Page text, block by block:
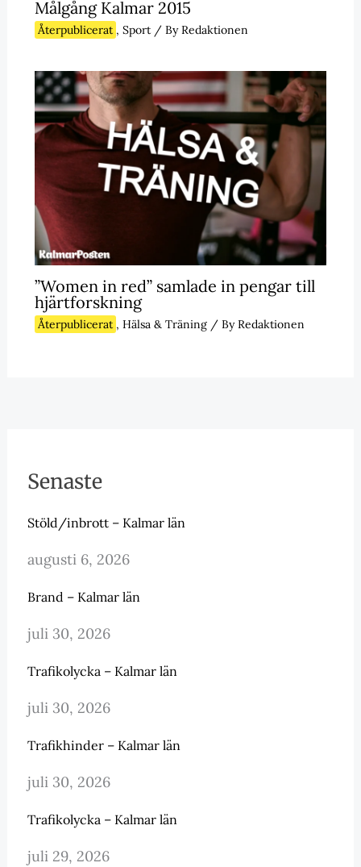
Målgång Kalmar 2015
Återpublicerat , Sport/ ByRedaktionen
”Women in red” samlade in pengar till
hjärtforskning
Återpublicerat , Hälsa & Träning/ ByRedaktionen
Senaste
Stöld/inbrott – Kalmar län
augusti 6, 2026
Brand – Kalmar län
juli 30, 2026
Trafikolycka – Kalmar län
juli 30, 2026
Trafikhinder – Kalmar län
juli 30, 2026
Trafikolycka – Kalmar län
juli 29, 2026